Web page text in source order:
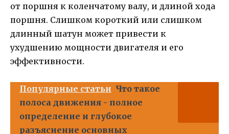
от поршня к коленчатому валу, и длиной хода
поршня. Слишком короткий или слишком
длинный шатун может привести к
ухудшению мощности двигателя и его
эффективности.
Популярные статьи Что такое
полоса движения - полное
определение и глубокое
разъяснение основных